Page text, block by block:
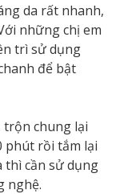
da rất nhanh,
những chị em
trì sử dụng
để bật
trộn chung lại
phút rồi tắm lại
cần sử dụng
nghệ.